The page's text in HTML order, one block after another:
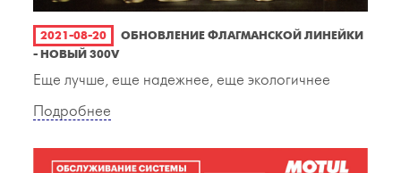
2021-08-20
ОБНОВЛЕНИЕ ФЛАГМАНСКОЙ ЛИНЕЙКИ
- НОВЫЙ 300V
Еще лучше, еще надежнее, еще экологичнее
Подробнее